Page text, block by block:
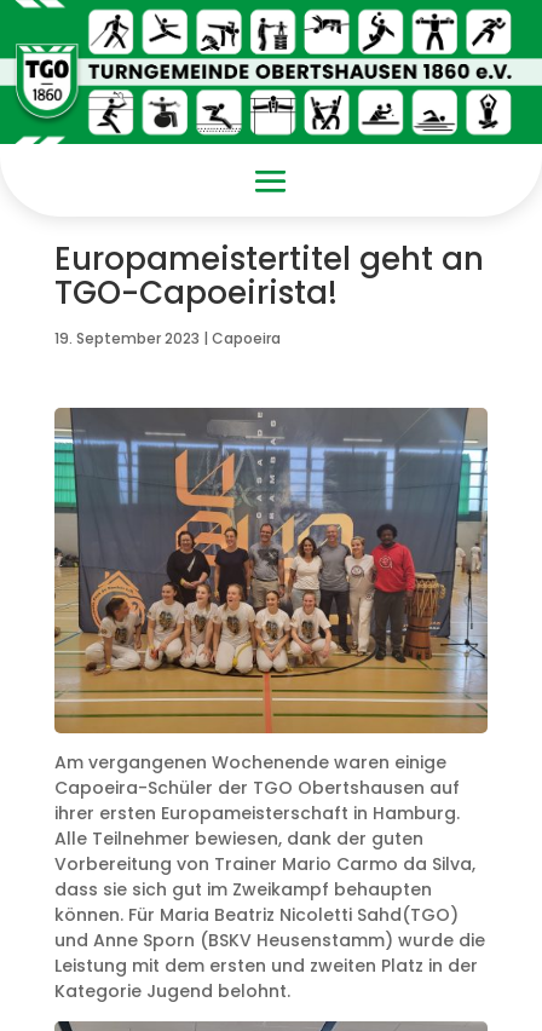
Europameistertitel geht an
TGO-Capoeirista!
19. September 2023 | Capoeira
Am vergangenen Wochenende waren einige
Capoeira-Schüler der TGO Obertshausen auf
ihrer ersten Europameisterschaft in Hamburg.
Alle Teilnehmer bewiesen, dank der guten
Vorbereitung von Trainer Mario Carmo da Silva,
dass sie sich gut im Zweikampf behaupten
können. Für Maria Beatriz Nicoletti Sahd(TGO)
und Anne Sporn (BSKV Heusenstamm) wurde die
Leistung mit dem ersten und zweiten Platz in der
Kategorie Jugend belohnt.